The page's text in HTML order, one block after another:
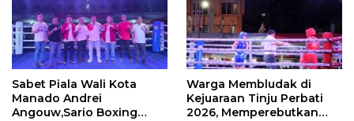
Sabet Piala Wali Kota
Manado Andrei
Angouw,Sario Boxing
Warga Membludak di
Kejuaraan Tinju Perbati
2026, Memperebutkan